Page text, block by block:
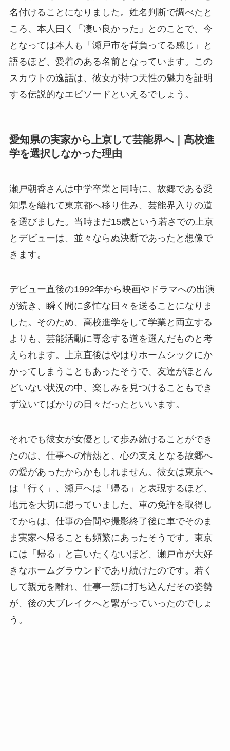
名付けることになりました。姓名判断で調べたと
ころ、本人曰く「凄い良かった」とのことで、今
となっては本人も「瀬戸市を背負ってる感じ」と
語るほど、愛着のある名前となっています。この
スカウトの逸話は、彼女が持つ天性の魅力を証明
する伝説的なエピソードといえるでしょう。
愛知県の実家から上京して芸能界へ｜高校進
学を選択しなかった理由
瀬戸朝香さんは中学卒業と同時に、故郷である愛
知県を離れて東京都へ移り住み、芸能界入りの道
を選びました。当時まだ15歳という若さでの上京
とデビューは、並々ならぬ決断であったと想像で
きます。
デビュー直後の1992年から映画やドラマへの出演
が続き、瞬く間に多忙な日々を送ることになりま
した。そのため、高校進学をして学業と両立する
よりも、芸能活動に専念する道を選んだものと考
えられます。上京直後はやはりホームシックにか
かってしまうこともあったそうで、友達がほとん
どいない状況の中、楽しみを見つけることもでき
ず泣いてばかりの日々だったといいます。
それでも彼女が女優として歩み続けることができ
たのは、仕事への情熱と、心の支えとなる故郷へ
の愛があったからかもしれません。彼女は東京へ
は「行く」、瀬戸へは「帰る」と表現するほど、
地元を大切に想っていました。車の免許を取得し
てからは、仕事の合間や撮影終了後に車でそのま
ま実家へ帰ることも頻繁にあったそうです。東京
には「帰る」と言いたくないほど、瀬戸市が大好
きなホームグラウンドであり続けたのです。若く
して親元を離れ、仕事一筋に打ち込んだその姿勢
が、後の大ブレイクへと繋がっていったのでしょ
う。